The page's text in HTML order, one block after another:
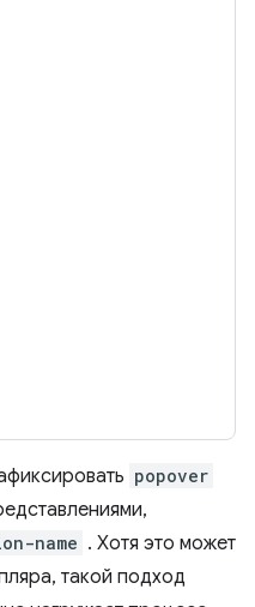
popover
name . Хотя это может
такой подход